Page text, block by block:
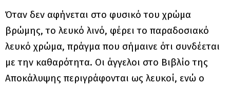
Όταν δεν αφήνεται στο φυσικό του χρώμα
βρώμης, το λευκό λινό, φέρει το παραδοσιακό
λευκό χρώμα, πράγμα που σήμαινε ότι συνδέεται
με την καθαρότητα. Οι άγγελοι στο Βιβλίο της
Αποκάλυψης περιγράφονται ως λευκοί, ενώ ο